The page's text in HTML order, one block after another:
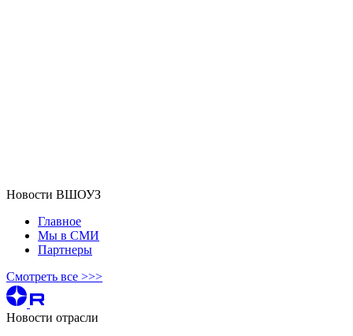
Новости ВШОУЗ
Главное
Мы в СМИ
Партнеры
Смотреть все >>>
Новости отрасли